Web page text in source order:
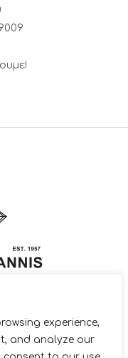
experience,
and analyze our
& Manufacturing |